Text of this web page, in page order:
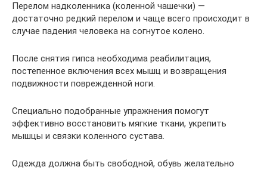
Перелом надколенника (коленной чашечки) —
достаточно редкий перелом и чаще всего происходит в
случае падения человека на согнутое колено.
После снятия гипса необходима реабилитация,
постепенное включения всех мышц и возвращения
подвижности поврежденной ноги.
Специально подобранные упражнения помогут
эффективно восстановить мягкие ткани, укрепить
мышцы и связки коленного сустава.
Одежда должна быть свободной, обувь желательно